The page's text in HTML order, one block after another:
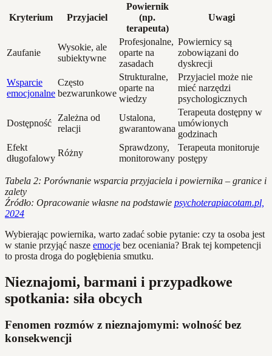
Kryterium Przyjaciel
Powiernik
(np.
terapeuta)
Uwagi
Zaufanie
Wysokie, ale
subiektywne
Profesjonalne,
oparte na
zasadach
Powiernicy są
zobowiązani do
dyskrecji
Wsparcie
emocjonalne
Często
bezwarunkowe
Strukturalne,
oparte na
wiedzy
Przyjaciel może nie
mieć narzędzi
psychologicznych
Dostępność
Zależna od
relacji
Ustalona,
gwarantowana
Terapeuta dostępny w
umówionych
godzinach
Efekt
długofalowy
Różny
Sprawdzony,
monitorowany
Terapeuta monitoruje
postępy
Tabela 2: Porównanie wsparcia przyjaciela i powiernika – granice i
zalety
Źródło: Opracowanie własne na podstawie psychoterapiacotam.pl,
2024
Wybierając powiernika, warto zadać sobie pytanie: czy ta osoba jest
w stanie przyjąć nasze emocje bez oceniania? Brak tej kompetencji
to prosta droga do pogłębienia smutku.
Nieznajomi, barmani i przypadkowe
spotkania: siła obcych
Fenomen rozmów z nieznajomymi: wolność bez
konsekwencji